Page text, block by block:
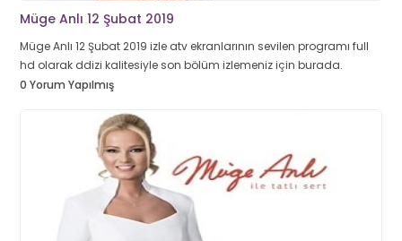
Müge Anlı 12 Şubat 2019
Müge Anlı 12 Şubat 2019 izle atv ekranlarının sevilen programı full
hd olarak ddizi kalitesiyle son bölüm izlemeniz için burada.
0 Yorum Yapılmış